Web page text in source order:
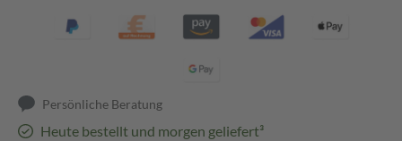
Persönliche Beratung
Heute bestellt und morgen geliefert³